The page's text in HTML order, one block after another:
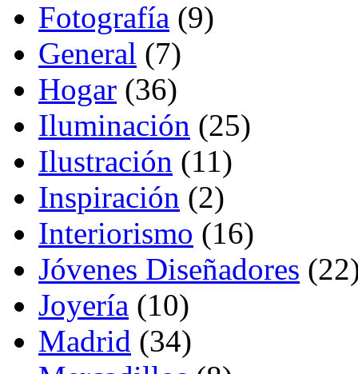
Fotografía (9)
General (7)
Hogar (36)
Iluminación (25)
Ilustración (11)
Inspiración (2)
Interiorismo (16)
Jóvenes Diseñadores
Joyería (10)
Madrid (34)